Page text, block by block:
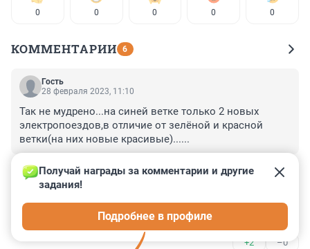
0 0 0 0 0
КОММЕНТАРИИ 6
Гость
28 февраля 2023, 11:10
Так не мудрено...на синей ветке только 2 новых
электропоездов,в отличие от зелёной и красной
ветки(на них новые красивые)......
–0
Гость
Зато жетоны по 70 рублей
+2 –0
Получай награды за комментарии и другие
задания!
Подробнее в профиле